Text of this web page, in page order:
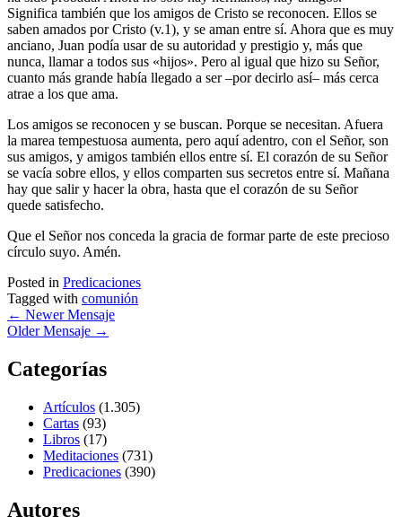
Significa también que los amigos de Cristo se reconocen. Ellos se
saben amados por Cristo (v.1), y se aman entre sí. Ahora que es muy
anciano, Juan podía usar de su autoridad y prestigio y, más que
nunca, llamar a todos sus «hijos». Pero al igual que hizo su Señor,
cuanto más grande había llegado a ser –por decirlo así– más cerca
atrae a los que ama.
Los amigos se reconocen y se buscan. Porque se necesitan. Afuera
la marea tempestuosa aumenta, pero aquí adentro, con el Señor, son
sus amigos, y amigos también ellos entre sí. El corazón de su Señor
se vacía sobre ellos, y ellos comparten sus secretos entre sí. Mañana
hay que salir y hacer la obra, hasta que el corazón de su Señor
quede satisfecho.
Que el Señor nos conceda la gracia de formar parte de este precioso
círculo suyo. Amén.
Posted in Predicaciones
Tagged with comunión
← Newer Mensaje
Older Mensaje →
Categorías
Artículos (1.305)
Cartas (93)
Libros (17)
Meditaciones (731)
Predicaciones (390)
Autores